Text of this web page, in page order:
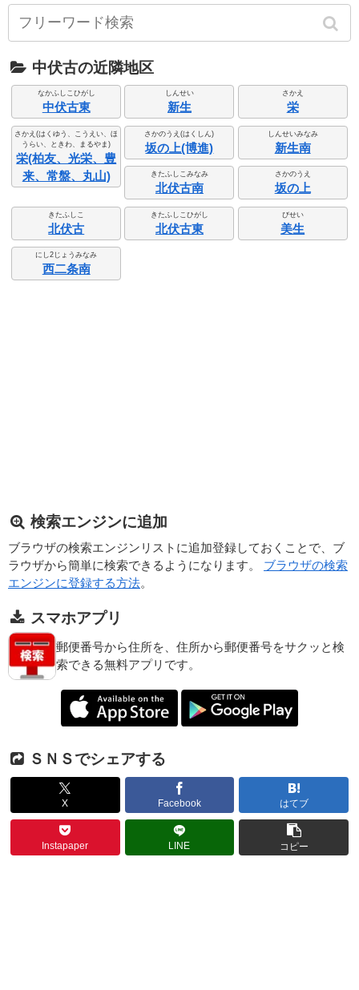
中伏古の近隣地区
なかふしこひがし
中伏古東
しんせい
新生
さかえ
栄
さかえ(はくゆう、こうえい、ほ
うらい、ときわ、まるやま)
栄(柏友、光栄、豊
来、常盤、丸山)
さかのうえ(はくしん)
坂の上(博進)
しんせいみなみ
新生南
きたふしこみなみ
北伏古南
さかのうえ
坂の上
きたふしこ
北伏古
きたふしこひがし
北伏古東
びせい
美生
にし2じょうみなみ
西二条南
検索エンジンに追加
ブラウザの検索エンジンリストに追加登録しておくことで、ブ
ラウザから簡単に検索できるようになります。 ブラウザの検索
エンジンに登録する方法。
スマホアプリ
郵便番号から住所を、住所から郵便番号をサクッと検
索できる無料アプリです。
ＳＮＳでシェアする
X Facebook はてブ
Instapaper LINE コピー